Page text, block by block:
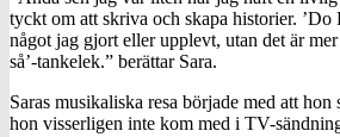
tyckt om att skriva och skapa historier. ’Do
något jag gjort eller upplevt, utan det är
så’-tankelek.” berättar Sara.
Saras musikaliska resa började med att
hon visserligen inte kom med i TV-